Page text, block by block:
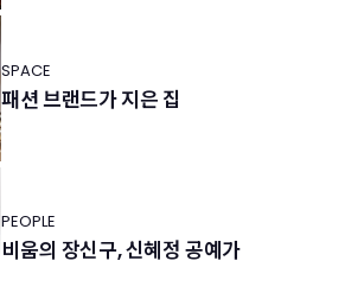
SPACE
패션 브랜드가 지은 집
PEOPLE
비움의 장신구, 신혜정 공예가